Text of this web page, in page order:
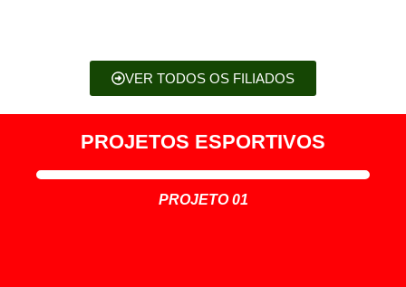
VER TODOS OS FILIADOS
PROJETOS ESPORTIVOS
PROJETO 01